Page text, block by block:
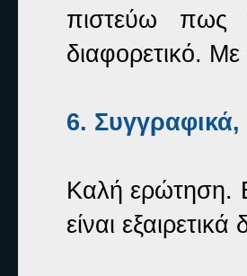
πιστεύω πως
διαφορετικό.
6.
Καλή ερώτηση.
είναι